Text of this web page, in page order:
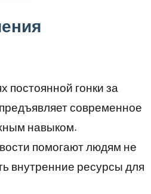
гонки за
современное
навыком.
помогают людям не
внутренние ресурсы для